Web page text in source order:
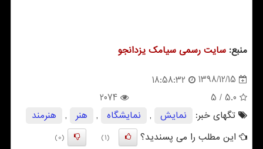
منبع: سایت رسمی سیامك یزدانجو
1398/12/15
18:58:32
5.0
/ 5
2074
تگهای خبر:
نمایش , نمایشگاه , هنر ,
هنرمند
این مطلب را می پسندید؟
(1)
(0)